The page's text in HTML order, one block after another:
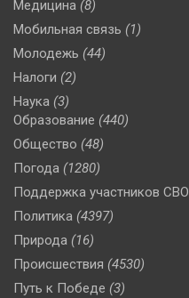
Медицина (8)
Мобильная связь (1)
Молодежь (44)
Налоги (2)
Наука (3)
Образование (440)
Общество (48)
Погода (1280)
Поддержка участников СВО
Политика (4397)
Природа (16)
Происшествия (4530)
Путь к Победе (3)